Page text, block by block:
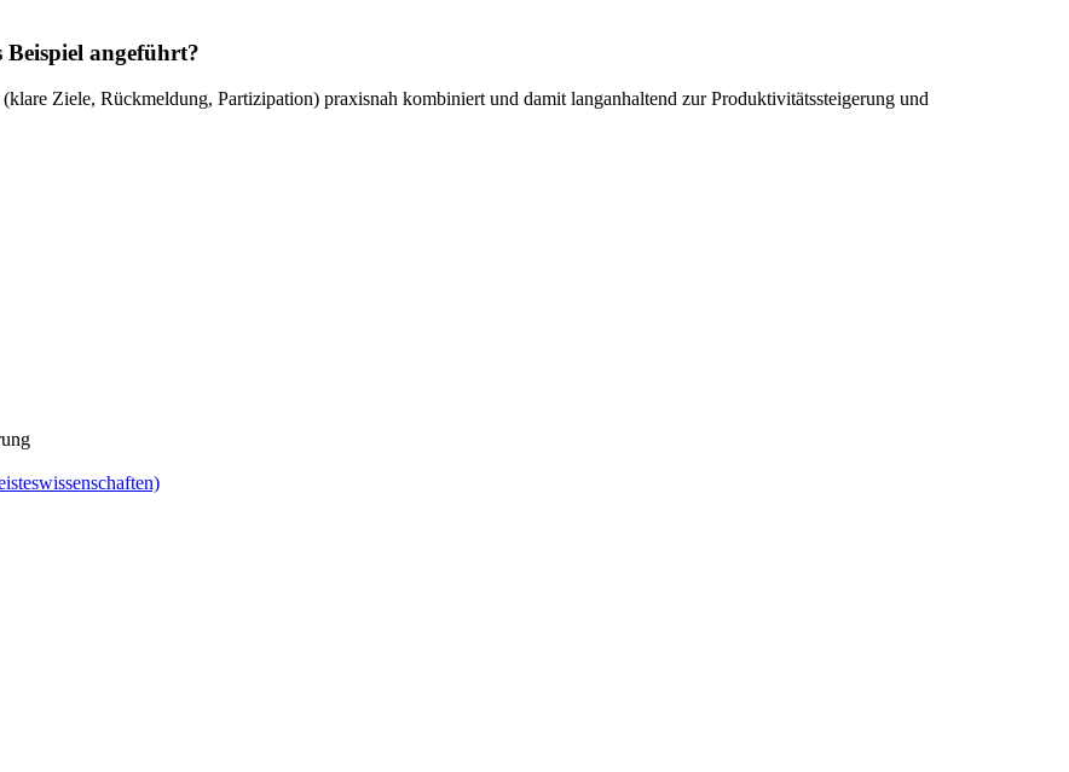
angeführt?
Ziele, Rückmeldung, Partizipation) praxisnah kombiniert und damit langanhaltend zur Produktivitätssteigerung und